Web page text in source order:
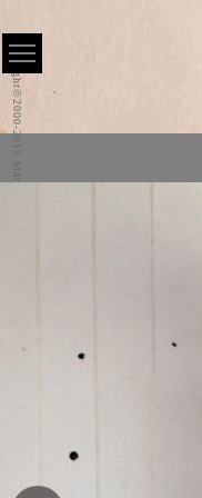
Copyright©2000-2015 Matin All Rights Reserved.